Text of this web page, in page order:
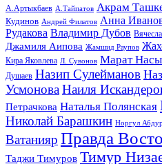
А.Артыкбаев А.Тайпатов Акрам
Кудинов Андрей Филатов Анна
Рудакова Владимир Дубов
Джамиля Аипова Жамшид Раупов
Кира Яковлева Л. Сувонов Марат
Душаев Назип Сулейманов
УсмоноваНаиля
Петрачкова Наталья Полянская
Николай Барашкин Норгул
Ватанияр Правда
Таджи Тимуров Тимур